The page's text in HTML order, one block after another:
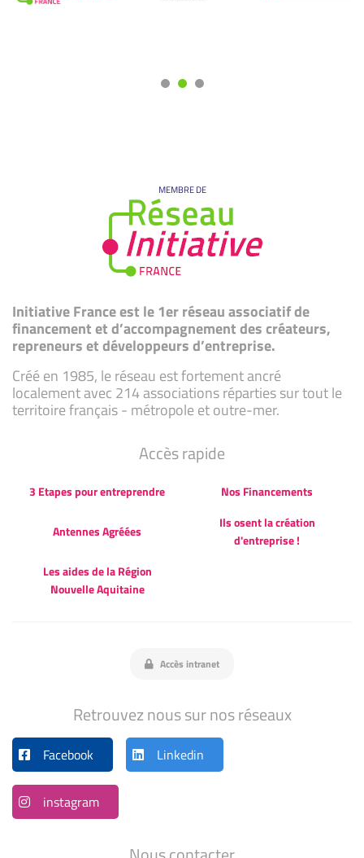
MEMBRE DE
Initiative France est le 1er réseau associatif de
financement et d’accompagnement des créateurs,
repreneurs et développeurs d’entreprise.
Créé en 1985, le réseau est fortement ancré
localement avec 214 associations réparties sur tout le
territoire français - métropole et outre-mer.
Accès rapide
3 Etapes pour entreprendre Nos Financements
Antennes Agréées
Ils osent la création
d'entreprise !
Les aides de la Région
Nouvelle Aquitaine
Accès intranet
Retrouvez nous sur nos réseaux
Facebook Linkedin
instagram